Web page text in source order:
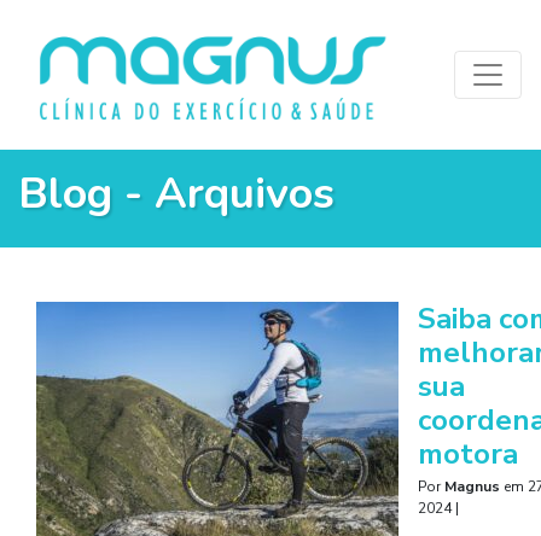
Blog - Arquivos
Saiba
sua
motora
PorMagnus em
2024|